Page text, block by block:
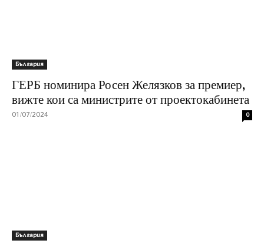
България
ГЕРБ номинира Росен Желязков за премиер,
вижте кои са министрите от проектокабинета
01/07/2024 0
България